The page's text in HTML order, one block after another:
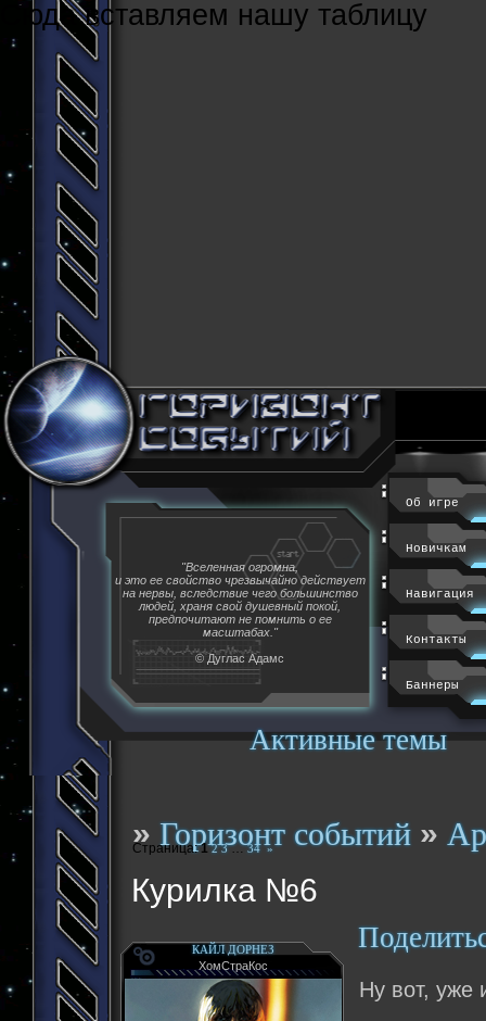
Cюда вставляем нашу таблицу
Активные темы
"Вселенная огромна,
и это ее свойство чрезвычайно действует
на нервы, вследствие чего большинство
людей, храня свой душевный покой,
предпочитают не помнить о ее
масштабах."
© Дуглас Адамс
Об игре
Новичкам
Навигация
Контакты
Баннеры
»Горизонт событий »
Курилка №6
Страница:1 2 3 … 34 »
КАЙЛ ДОРНЕЗ
ХомСтраКос
Ну вот, уже